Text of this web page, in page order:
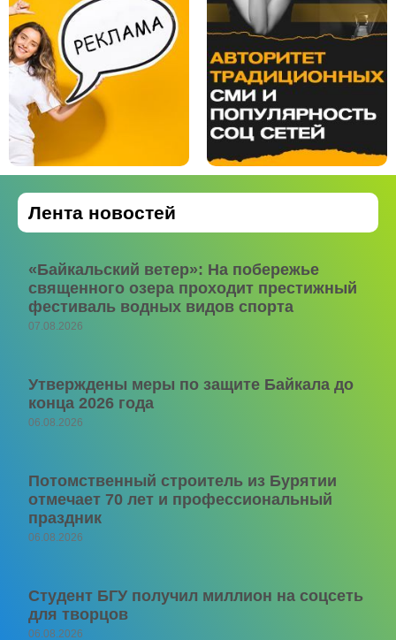
Лента новостей
«Байкальский ветер»: На побережье
священного озера проходит престижный
фестиваль водных видов спорта
07.08.2026
Утверждены меры по защите Байкала до
конца 2026 года
06.08.2026
Потомственный строитель из Бурятии
отмечает 70 лет и профессиональный
праздник
06.08.2026
Студент БГУ получил миллион на соцсеть
для творцов
06.08.2026